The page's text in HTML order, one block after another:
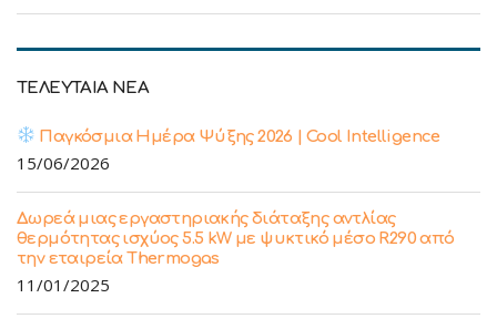
ΤΕΛΕΥΤΑΙΑ ΝΕΑ
Παγκόσμια Ημέρα Ψύξης 2026 | Cool Intelligence
15/06/2026
Δωρεά μιας εργαστηριακής διάταξης αντλίας
θερμότητας ισχύος 5.5 kW με ψυκτικό μέσο R290 από
την εταιρεία Thermogas
11/01/2025